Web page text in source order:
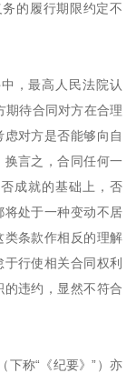
的履行期限约定不
，最高人民法院认
期待合同对方在合理
对方是否能够向自
言之，合同任何一
成就的基础上，否
将处于一种变动不居
类条款作相反的理解
行使相关合同权利
违约，显然不符合
下称“《纪要》”）亦